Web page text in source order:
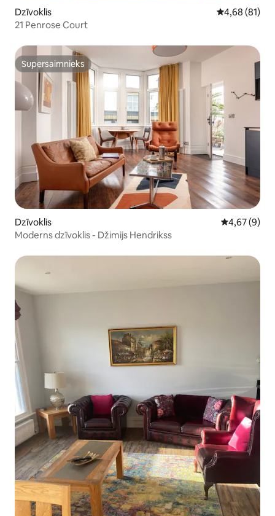
Dzīvoklis Vidējais
4,68 (81)
21 Penrose Court
Supersaimnieks
Supersaimnieks
Dzīvoklis Vidējais
4,67 (9)
Moderns dzīvoklis - Džimijs Hendrikss